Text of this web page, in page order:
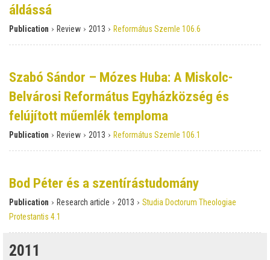
áldássá
Publication › Review › 2013 › Református Szemle 106.6
Szabó Sándor – Mózes Huba: A Miskolc-
Belvárosi Református Egyházközség és
felújított műemlék temploma
Publication › Review › 2013 › Református Szemle 106.1
Bod Péter és a szentírástudomány
Publication › Research article › 2013 › Studia Doctorum Theologiae
Protestantis 4.1
2011